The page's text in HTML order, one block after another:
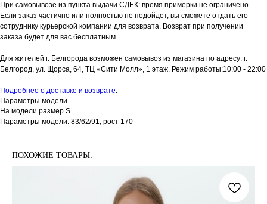
При самовывозе из пункта выдачи СДЕК: время примерки не ограничено
Если заказ частично или полностью не подойдет, вы сможете отдать его
сотруднику курьерской компании для возврата. Возврат при получении
заказа будет для вас бесплатным.
Для жителей г. Белгорода возможен самовывоз из магазина по адресу: г.
Белгород, ул. Щорса, 64, ТЦ «Сити Молл», 1 этаж. Режим работы:10:00 - 22:00
Подробнее о доставке и возврате.
Параметры модели
На модели размер S
Параметры модели: 83/62/91, рост 170
ПОХОЖИЕ ТОВАРЫ: